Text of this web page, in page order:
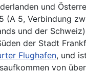
und
(A 5, Verbindung
und der
der Stadt
Flughafen, und
von